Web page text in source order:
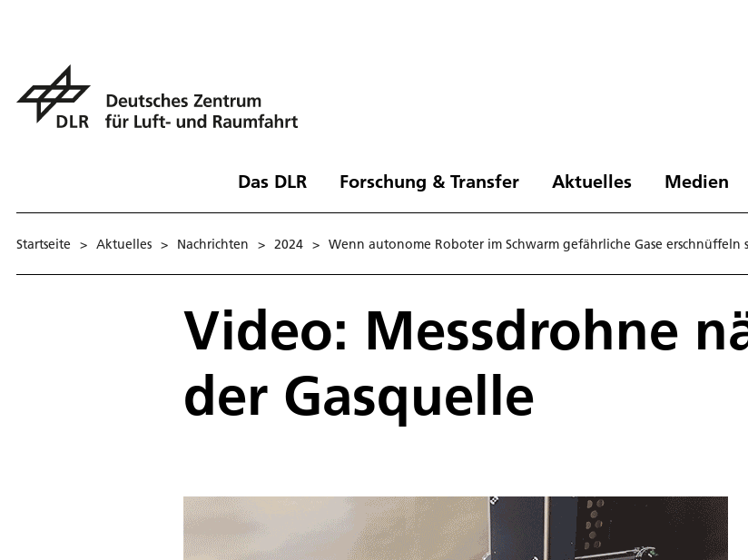
Das DLR Forschung & Transfer Aktuelles Medien
Startseite > Aktuelles > Nachrichten > 2024 > Wenn autonome Roboter im Schwarm gefährliche Gase erschnüffeln
Video: Messdrohne
der Gasquelle